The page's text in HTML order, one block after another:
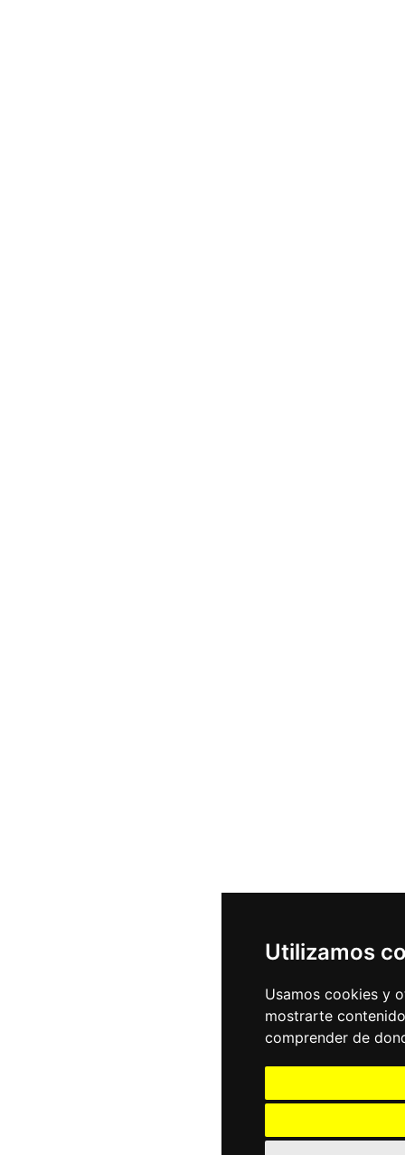
Utilizamos
Usamos cookies y
mostrarte
comprender de